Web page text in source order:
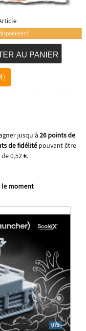
!
AU PANIER
jusqu'à 26points de
de fidélitépouvant être
0,52 €.
le moment